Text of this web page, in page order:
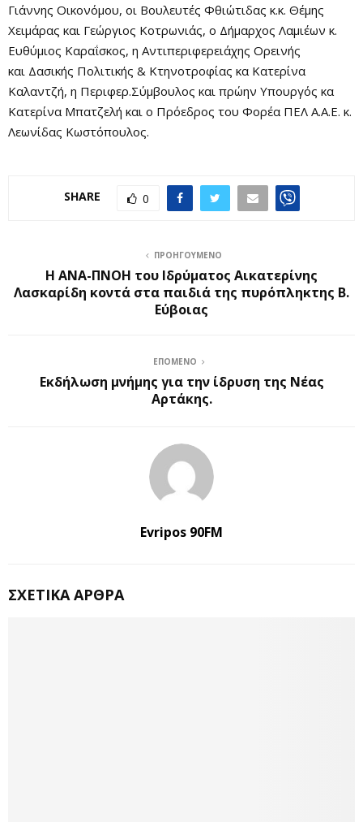
Γιάννης Οικονόμου, οι Βουλευτές Φθιώτιδας κ.κ. Θέμης
Χειμάρας και Γεώργιος Κοτρωνιάς, ο Δήμαρχος Λαμιέων κ.
Ευθύμιος Καραΐσκος, η Αντιπεριφερειάχης Ορεινής
και Δασικής Πολιτικής & Κτηνοτροφίας κα Κατερίνα
Καλαντζή, η Περιφερ.Σύμβουλος και πρώην Υπουργός κα
Κατερίνα Μπατζελή και ο Πρόεδρος του Φορέα ΠΕΛ Α.Α.Ε. κ.
Λεωνίδας Κωστόπουλος.
SHARE 0
ΠΡΟΗΓΟΎΜΕΝΟ
Η ΑΝΑ-ΠΝΟΗ του Ιδρύματος Αικατερίνης
Λασκαρίδη κοντά στα παιδιά της πυρόπληκτης Β.
Εύβοιας
ΕΠΌΜΕΝΟ
Εκδήλωση μνήμης για την ίδρυση της Νέας
Αρτάκης.
Evripos 90FM
ΣΧΕΤΙΚΆ ΆΡΘΡΑ